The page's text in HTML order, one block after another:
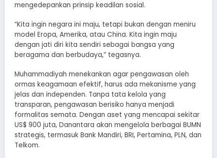
mengedepankan prinsip keadilan sosial.
“Kita ingin negara ini maju, tetapi bukan dengan meniru
model Eropa, Amerika, atau China. Kita ingin maju
dengan jati diri kita sendiri sebagai bangsa yang
beragama dan berbudaya,” tegasnya.
Muhammadiyah menekankan agar pengawasan oleh
ormas keagamaan efektif, harus ada mekanisme yang
jelas dan independen. Tanpa tata kelola yang
transparan, pengawasan berisiko hanya menjadi
formalitas semata. Dengan aset yang mencapai sekitar
US$ 900 juta, Danantara akan mengelola berbagai BUMN
strategis, termasuk Bank Mandiri, BRI, Pertamina, PLN, dan
Telkom.